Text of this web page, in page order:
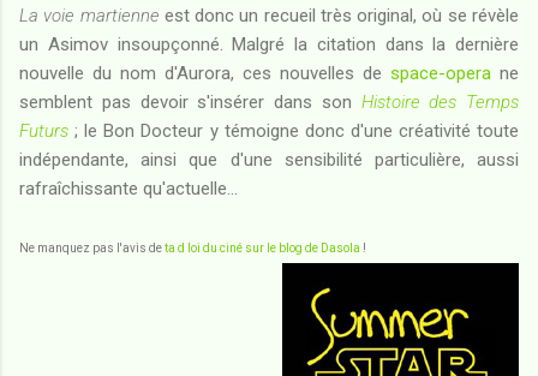
La voie martienne est donc un recueil très original, où se révèle
un Asimov insoupçonné. Malgré la citation dans la dernière
nouvelle du nom d'Aurora, ces nouvelles de space-opera ne
semblent pas devoir s'insérer dans son Histoire des Temps
Futurs ; le Bon Docteur y témoigne donc d'une créativité toute
indépendante, ainsi que d'une sensibilité particulière, aussi
rafraîchissante qu'actuelle...
Ne manquez pas l'avis deta d loi du ciné sur le blog de Dasola !